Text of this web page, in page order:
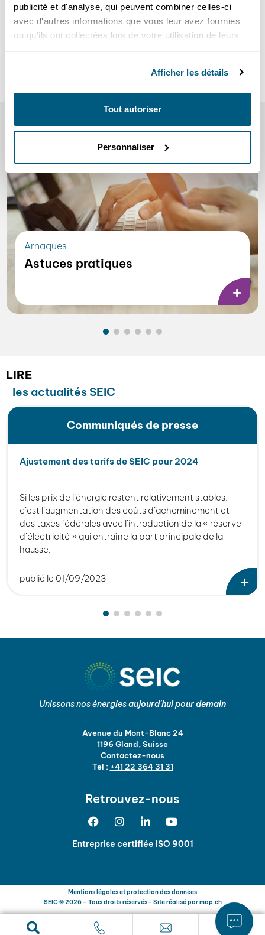
publicité et d'analyse, qui peuvent combiner celles-ci
avec d'autres informations que vous leur avez fournies
ou qu'ils ont collectées lors de votre utilisation de leurs
Afficher les détails
Tout autoriser
Personnaliser
Voir les tarifs 2025 détaillés:
(consommateurs de plus de 50’000 kWh/an)
Arnaques
Astuces pratiques
LIRE
les actualités SEIC
Communiqués de presse
Ajustement des tarifs de SEIC pour 2024
Si les prix de l’énergie restent relativement stables,
c’est l’augmentation des coûts d’acheminement et
des taxes fédérales avec l’introduction de la « réserve
d’électricité » qui entraîne la part principale de la
hausse.
publié le 01/09/2023
Unissons nos énergiesaujourd'huipourdemain
Avenue du Mont-Blanc 24
1196 Gland, Suisse
Contactez-nous
Tel : +41 22 364 31 31
Retrouvez-nous
Entreprise certifiée ISO 9001
Mentions légales et protection des données
SEIC © 2026 – Tous droits réservés– Site réalisé parmap.ch